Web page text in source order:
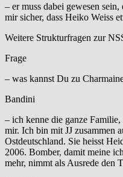
– er muss dabei gewesen
mir sicher, dass Heiko Weiss
Weitere Strukturfragen zur
Frage
– was kannst Du zu
Bandini
– ich kenne die ganze
mir. Ich bin mit JJ zusammen
Ostdeutschland. Sie heisst
2006. Bomber, damit meine
mehr, nimmt als Ausrede den